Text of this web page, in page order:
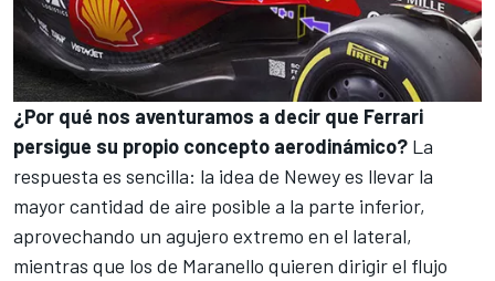
¿Por qué nos aventuramos a decir que Ferrari
persigue su propio concepto aerodinámico? La
respuesta es sencilla: la idea de Newey es llevar la
mayor cantidad de aire posible a la parte inferior,
aprovechando un agujero extremo en el lateral,
mientras que los de Maranello quieren dirigir el flujo